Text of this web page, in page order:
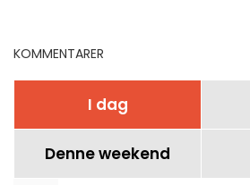
KOMMENTARER
I dag
Denne weekend